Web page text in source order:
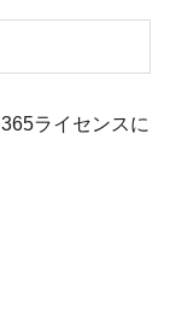
ライセンスに